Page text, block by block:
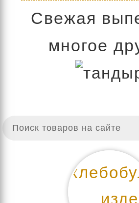
Свежая
многое